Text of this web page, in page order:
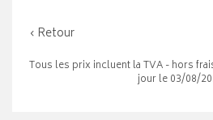
‹ Retour
Tous les prix incluent la TVA - hors
jour le 03/08/